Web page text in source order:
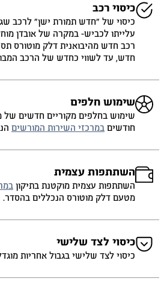
כיסוי רכב
עלייתו לכביש- במקרה של אובדן
רכב חדש מהיבואנית דלק מוטורס
חדש, עד לשווי כחדש של הרכב
שימוש חלפים
חודשיםבמרכזי השירות המורשים
השתתפות עצמית
השתתפות עצמית מוקטנת בתיקון
מטעם דלק מוטורס הנכללים בהסדר.
כיסוי לצד שלישי
כיסוי לצד שלישי בגבול אחריות מוגדל של